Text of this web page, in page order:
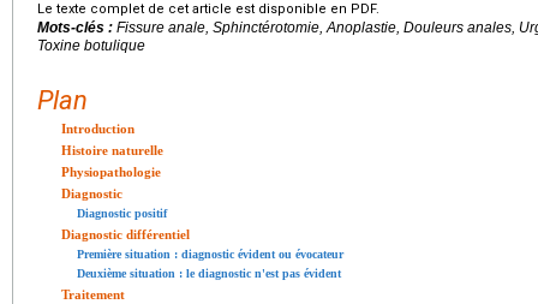
Le texte complet de cet article est disponible en PDF.
Mots-clés : Fissure anale, Sphinctérotomie, Anoplastie, Douleurs anales,
Toxine botulique
Plan
Introduction
Histoire naturelle
Physiopathologie
Diagnostic
Diagnostic positif
Diagnostic différentiel
Première situation : diagnostic évident ou évocateur
Deuxième situation : le diagnostic n'est pas évident
Traitement